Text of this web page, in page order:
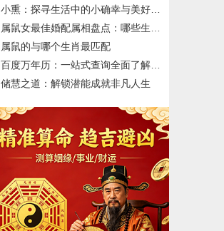
小熏：探寻生活中的小确幸与美好时光
属鼠女最佳婚配属相盘点：哪些生肖与之最匹配
属鼠的与哪个生肖最匹配
百度万年历：一站式查询全面了解农历与公历
储慧之道：解锁潜能成就非凡人生